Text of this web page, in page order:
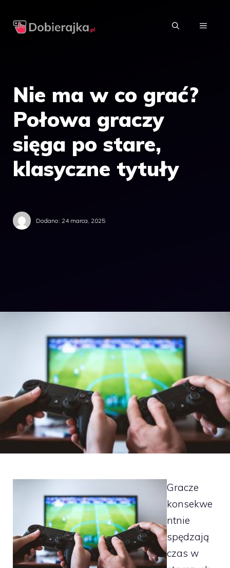
MENU
Nie ma w co grać?
Połowa graczy
sięga po stare,
klasyczne tytuły
Dodano: 24 marca, 2025
Gracze
konsekwe
ntnie
spędzają
czas w